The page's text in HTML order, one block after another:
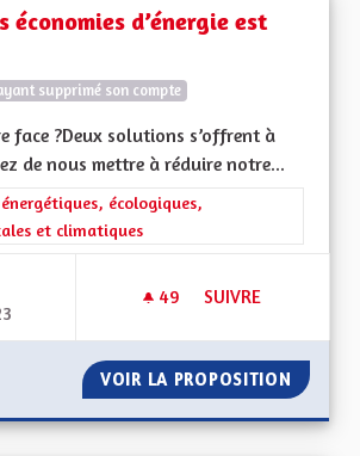
économies d’énergie est
supprimé son compte
face ?Deux solutions s’offrent à
de nous mettre à réduire notre...
de la catégorie : Les transitions
écologiques,
et climatiques
49 49 ABONNÉS
SUIVRE
VOIR LA PROPOSITION LE